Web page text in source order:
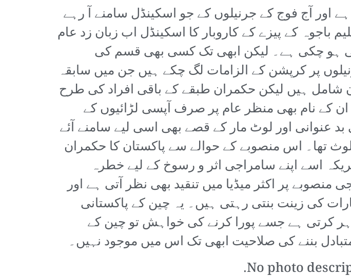
اور آج فوج کے جرنیلوں کے جو اسکینڈل سامنے آ رہے
کے پیزے کے کاروبار کا اسکینڈل اب زبان زد عام
ہو چکی ہے۔ لیکن ابھی تک کسی بھی قسم کی
پر کرپشن کے الزامات لگ چکے ہیں جن میں سابقہ
ہیں لیکن حکمران طبقے کے باقی افراد کی طرح
نام بھی منظر عام پر صرف آپسی لڑائیوں کے
عنوانی اور لوٹ مار کے قصے بھی اسی لیے سامنے آئے
تھا۔ اس منصوبے کے حوالے سے پاکستان کا حکمران
اسے اپنے سامراجی اثر و رسوخ کے لیے خطرہ
پر اکثر میڈیا میں تنقید بھی نظر آتی ہے اور
کی زینت بنتی رہتی ہیں۔ یہ چین کے پاکستانی
کرتی ہے جسے پورا کرنے کی خواہش تو چین کے
بننے کی صلاحیت ابھی تک اس میں موجود نہیں۔